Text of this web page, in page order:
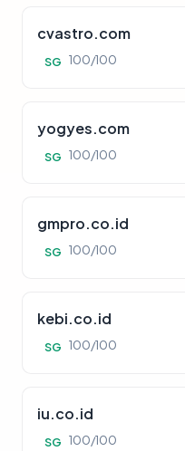
cvastro.com
SG 100/100
yogyes.com
SG 100/100
gmpro.co.id
SG 100/100
kebi.co.id
SG 100/100
iu.co.id
SG 100/100